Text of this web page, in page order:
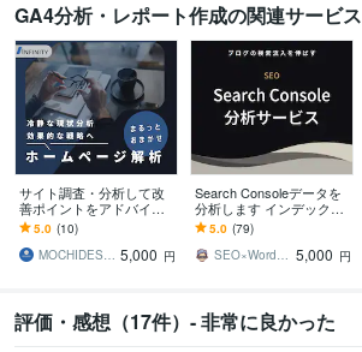
GA4分析・レポート作成の関連サービス
サイト調査・分析して改
善ポイントをアドバイス
します 売上UP・WEB集客
などの課題を解決案をア
ドバイスします
5.0 (10)
MOCHIDESU｜サイト構築＆運営代行 5,000 円
Search Consoleデータを
分析します インデックス
未登録解決｜分析・対応
方法を動画で詳細解説
5.0 (79)
SEO×WordPressエンジニア瀬尾 5,000 円
評価・感想（17件）- 非常に良かった